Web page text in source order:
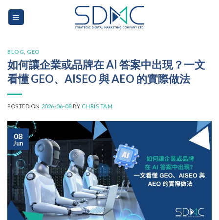
BLOG ,GEO
如何讓企業或品牌在 AI 答案中出現？一文
看懂 GEO、AISEO 與 AEO 的實際做法
POSTED ON 2026-06-08 BY CHRIS TAM
08
Jun